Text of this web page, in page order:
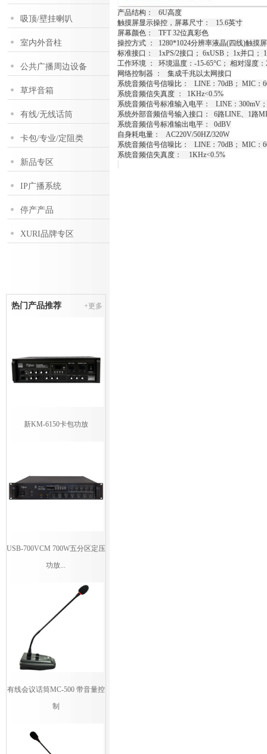
吸顶/壁挂喇叭
室内外音柱
公共广播周边设备
草坪音箱
有线/无线话筒
卡包/专业/定阻类
新品专区
IP广播系统
停产产品
XURI品牌专区
热门产品推荐 +更多
新KM-6150卡包功放
USB-700VCM 700W五分区定压
功放...
有线会议话筒MC-500 带音量控
制
产品结构： 6U高度
触摸屏显示操控，屏幕尺寸： 15.6英寸
屏幕颜色： TFT 32位真彩色
操控方式 ： 1280*1024分辨率液晶(四线)触摸屏
标准接口： 1xPS/2接口； 6xUSB； 1x并口；
工作环境 ： 环境温度：-15-65°C； 相对湿度：
网络控制器 ： 集成千兆以太网接口
系统音频信号信噪比： LINE：70dB； MIC：
系统音频信失真度 ： 1KHz<0.5%
系统音频信号标准输入电平： LINE：300mV
系统外部音频信号输入接口： 6路LINE、1路
系统音频信号标准输出电平： 0dBV
自身耗电量： AC220V/50HZ/320W
系统音频信号信噪比： LINE：70dB； MIC：
系统音频信失真度： 1KHz<0.5%